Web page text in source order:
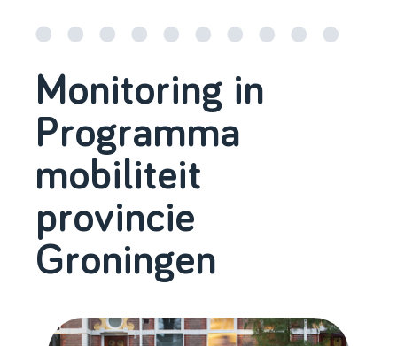
Monitoring in
Programma
mobiliteit
provincie
Groningen